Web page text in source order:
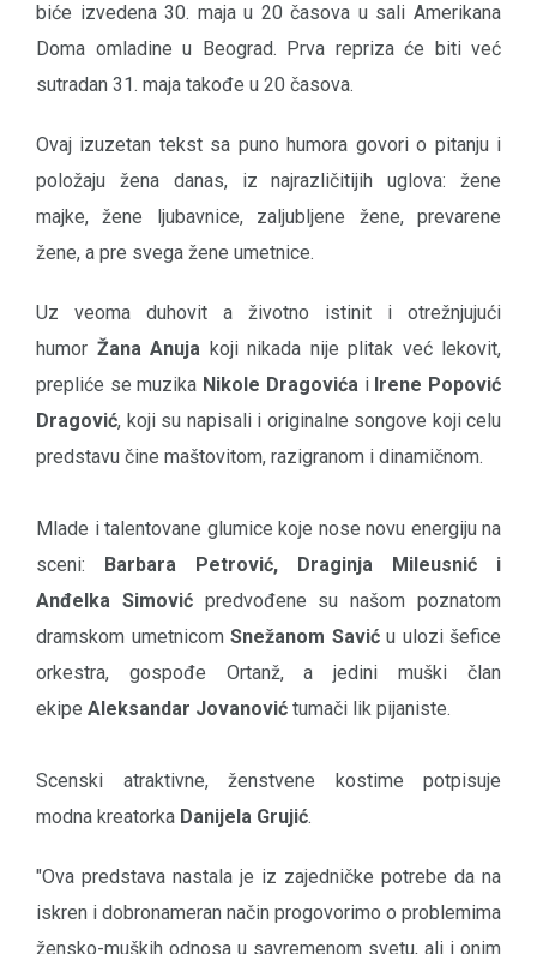
biće izvedena 30. maja u 20 časova u sali Amerikana
Doma omladine u Beograd. Prva repriza će biti već
sutradan 31. maja takođe u 20 časova.
Ovaj izuzetan tekst sa puno humora govori o pitanju i
položaju žena danas, iz najrazličitijih uglova: žene
majke, žene ljubavnice, zaljubljene žene, prevarene
žene, a pre svega žene umetnice.
Uz veoma duhovit a životno istinit i otrežnjujući
humor Žana Anuja koji nikada nije plitak već lekovit,
prepliće se muzika Nikole Dragovićai Irene Popović
Dragović, koji su napisali i originalne songove koji celu
predstavu čine maštovitom, razigranom i dinamičnom.
Mlade i talentovane glumice koje nose novu energiju na
sceni:
Barbara Petrović, Draginja Mileusnić i
Anđelka Simovićpredvođene su našom poznatom
dramskom umetnicom Snežanom Saviću ulozi šefice
orkestra, gospođe Ortanž, a jedini muški član
ekipe Aleksandar Jovanović tumači lik pijaniste.
Scenski atraktivne, ženstvene kostime potpisuje
modna kreatorka Danijela Grujić.
"Ova predstava nastala je iz zajedničke potrebe da na
iskren i dobronameran način progovorimo o problemima
žensko-muških odnosa u savremenom svetu, ali i onim